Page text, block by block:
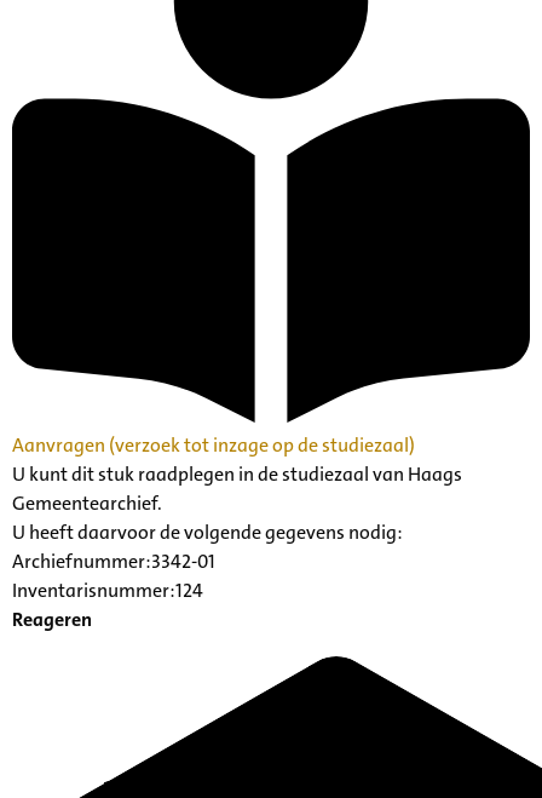
Aanvragen (verzoek tot inzage op de studiezaal)
U kunt dit stuk raadplegen in de studiezaal van Haags
Gemeentearchief.
U heeft daarvoor de volgende gegevens nodig:
Archiefnummer:3342-01
Inventarisnummer:124
Reageren